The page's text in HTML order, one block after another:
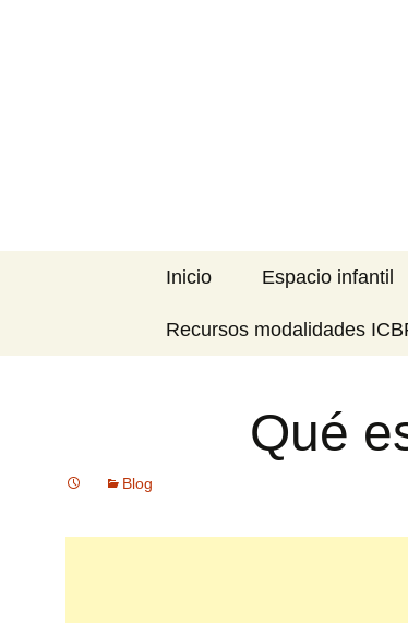
Inicio Espacio infantil
Recursos modalidades
Qué
Blog